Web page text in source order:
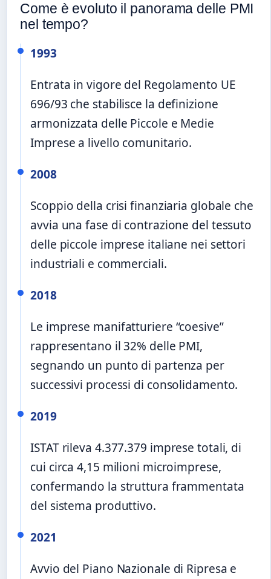
Come è evoluto il panorama delle PMI
nel tempo?
1993
Entrata in vigore del Regolamento UE
696/93 che stabilisce la definizione
armonizzata delle Piccole e Medie
Imprese a livello comunitario.
2008
Scoppio della crisi finanziaria globale che
avvia una fase di contrazione del tessuto
delle piccole imprese italiane nei settori
industriali e commerciali.
2018
Le imprese manifatturiere “coesive”
rappresentano il 32% delle PMI,
segnando un punto di partenza per
successivi processi di consolidamento.
2019
ISTAT rileva 4.377.379 imprese totali, di
cui circa 4,15 milioni microimprese,
confermando la struttura frammentata
del sistema produttivo.
2021
Avvio del Piano Nazionale di Ripresa e